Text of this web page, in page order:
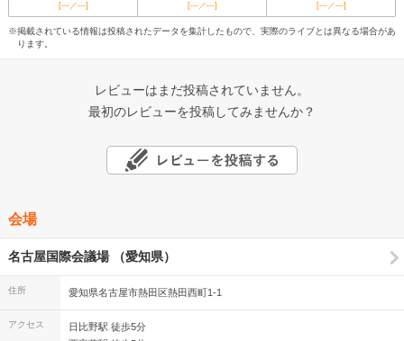
[---／---] [---／---] [---／---]
※掲載されている情報は投稿されたデータを集計したもので、実際のライブとは異なる場合があ
ります。
レビューはまだ投稿されていません。
最初のレビューを投稿してみませんか？
会場
名古屋国際会議場 （愛知県）
住所 愛知県名古屋市熱田区熱田西町1-1
アクセス
日比野駅 徒歩5分